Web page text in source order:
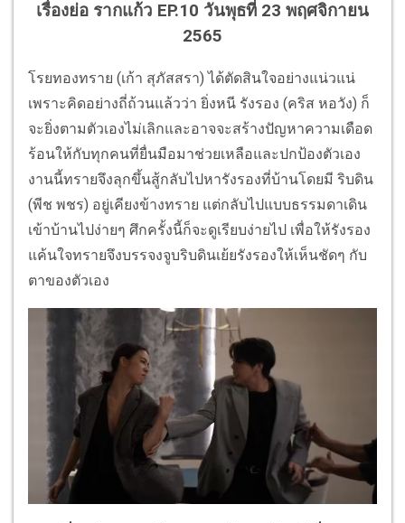
เรื่องย่อ รากแก้ว EP.10 วันพุธที่ 23 พฤศจิกายน
2565
โรยทองทราย (เก้า สุภัสสรา) ได้ตัดสินใจอย่างแน่วแน่
เพราะคิดอย่างถี่ถ้วนแล้วว่า ยิ่งหนี รังรอง (คริส หอวัง) ก็
จะยิ่งตามตัวเองไม่เลิกและอาจจะสร้างปัญหาความเดือด
ร้อนให้กับทุกคนที่ยื่นมือมาช่วยเหลือและปกป้องตัวเอง
งานนี้ทรายจึงลุกขึ้นสู้กลับไปหารังรองที่บ้านโดยมี ริบดิน
(พีช พชร) อยู่เคียงข้างทราย แต่กลับไปแบบธรรมดาเดิน
เข้าบ้านไปง่ายๆ ศึกครั้งนี้ก็จะดูเรียบง่ายไป เพื่อให้รังรอง
แค้นใจทรายจึงบรรจงจูบริบดินเย้ยรังรองให้เห็นชัดๆ กับ
ตาของตัวเอง